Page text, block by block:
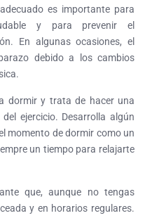
es importante para
y para prevenir el
En algunas ocasiones, el
debido a los cambios
dormir y trata de hacer una
ejercicio. Desarrolla algún
momento de dormir como un
un tiempo para relajarte
que, aunque no tengas
y en horarios regulares.